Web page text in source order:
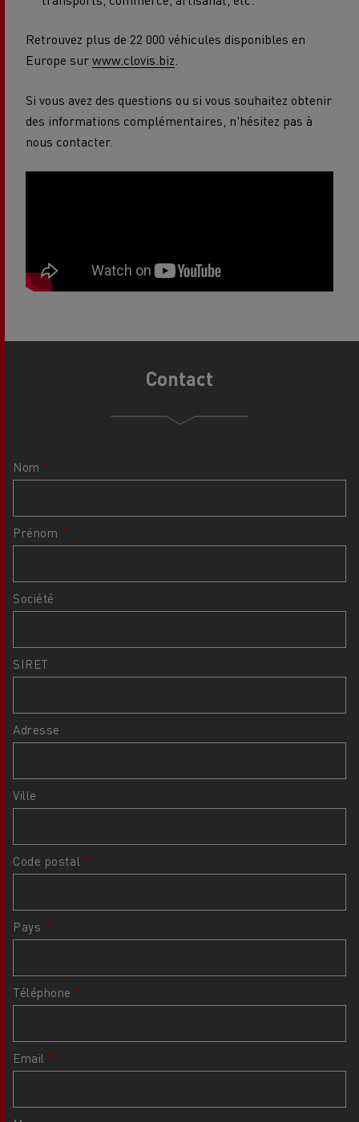
Retrouvez plus de 22 000 véhicules disponibles en
Europe surwww.clovis.biz
Si vous avez des questions ou si vous souhaitez obtenir
des informations complémentaires, n'hésitez pas à
nous contacter.
Contact
Nom
Prénom
Société
SIRET
Adresse
Ville
Code postal
Pays
Téléphone
Email